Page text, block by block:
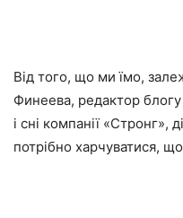
Від того, що ми їмо,
Финеева, редактор
і сні компанії «Стронг»,
потрібно харчуватися,